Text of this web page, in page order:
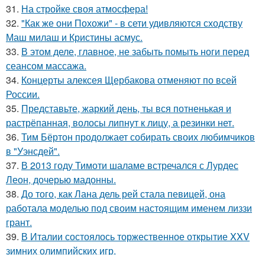
31. На стройке своя атмосфера!
32. "Как же они Похожи" - в сети удивляются сходству
Маш милаш и Кристины асмус.
33. В этом деле, главное, не забыть помыть ноги перед
сеансом массажа.
34. Концерты алексея Щербакова отменяют по всей
России.
35. Представьте, жаркий день, ты вся потненькая и
растрёпанная, волосы липнут к лицу, а резинки нет.
36. Тим Бёртон продолжает собирать своих любимчиков
в "Уэнсдей".
37. В 2013 году Тимоти шаламе встречался с Лурдес
Леон, дочерью мадонны.
38. До того, как Лана дель рей стала певицей, она
работала моделью под своим настоящим именем лиззи
грант.
39. В Италии состоялось торжественное открытие XXV
зимних олимпийских игр.